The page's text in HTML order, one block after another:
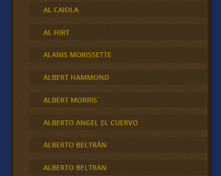
AL CAIOLA
AL HIRT
ALANIS MORISSETTE
ALBERT HAMMOND
ALBERT MORRIS
ALBERTO ANGEL EL CUERVO
ALBERTO BELTRÁN
ALBERTO BELTRAN